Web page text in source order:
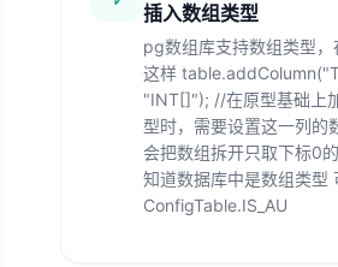
插入数组类型
pg数组库支持数组类型，
这样
"INT[]"); //在原型基础上
型时，需要设置这一列的
会把数组拆开只取下标0
知道数据库中是数组类型
ConfigTable.IS_AU